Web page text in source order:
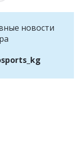
новости